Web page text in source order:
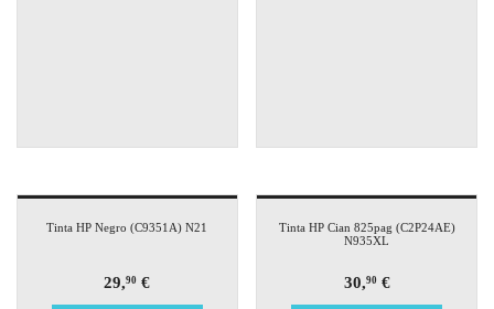
Tinta HP Negro (C9351A) N21
29,90 €
Tinta HP Cian 825pag (C2P24AE)
N935XL
30,90€